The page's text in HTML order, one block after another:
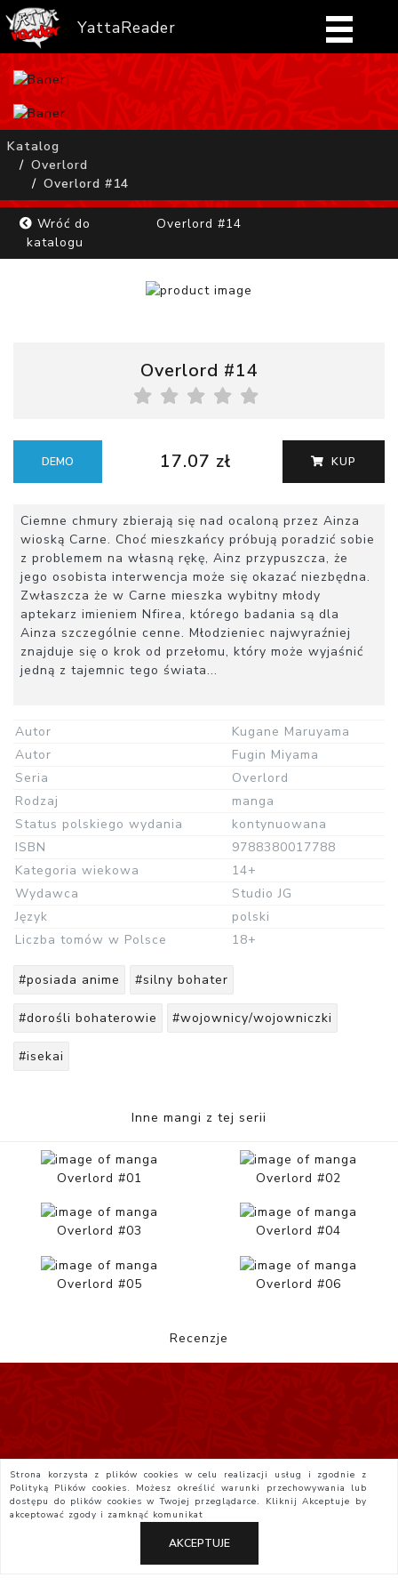
YattaReader
Home
FAQ
Mangi
Katalog
Overlord
Overlord #14
Wróć do
katalogu
Overlord #14
Overlord #14
DEMO 17.07 zł KUP
Ciemne chmury zbierają się nad ocaloną przez Ainza
wioską Carne. Choć mieszkańcy próbują poradzić sobie
z problemem na własną rękę, Ainz przypuszcza, że
jego osobista interwencja może się okazać niezbędna.
Zwłaszcza że w Carne mieszka wybitny młody
aptekarz imieniem Nfirea, którego badania są dla
Ainza szczególnie cenne. Młodzieniec najwyraźniej
znajduje się o krok od przełomu, który może wyjaśnić
jedną z tajemnic tego świata...
Autor
Kugane Maruyama
Autor
Fugin Miyama
Seria
Overlord
Rodzaj
manga
Status polskiego wydania
kontynuowana
ISBN
9788380017788
Kategoria wiekowa
14+
Wydawca
Studio JG
Język
polski
Liczba tomów w Polsce
18+
#posiada anime #silny bohater
#dorośli bohaterowie #wojownicy/wojowniczki
#isekai
Inne mangi z tej serii
Overlord #01 Overlord #02
Overlord #03 Overlord #04
Overlord #05 Overlord #06
Recenzje
Strona korzysta z plików cookies w celu realizacji usług i zgodnie z
Polityką Plików cookies. Możesz określić warunki przechowywania lub
dostępu do plików cookies w Twojej przeglądarce. KliknijAkceptuje by
akceptować zgody i zamknąć komunikat
AKCEPTUJE